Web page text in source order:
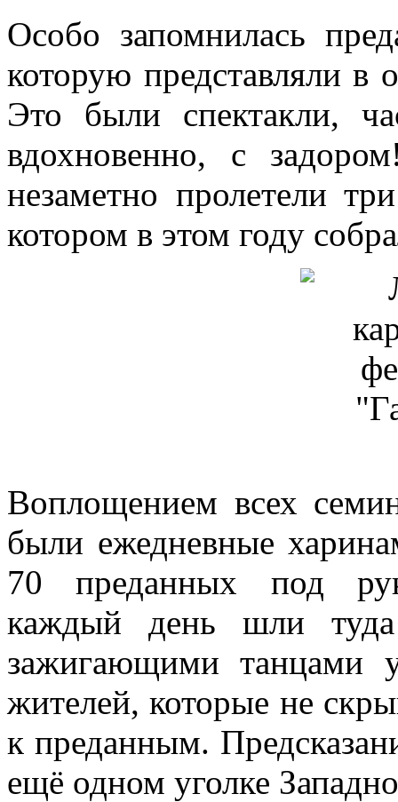
Особо запомнилась
которую представляли в
Это были спектакли,
вдохновенно, с
незаметно пролетели
котором в этом году
Воплощением всех
были ежедневные
70 преданных под
каждый день шли
зажигающими танцами
жителей, которые не
к преданным.
ещё одном уголке